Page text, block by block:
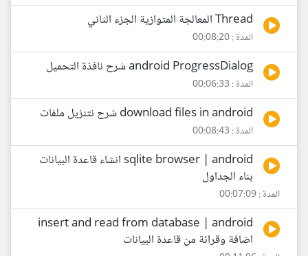
Thread المعالجة المتوازية الجزء الثاني
المدة : 00:08:20
android ProgressDialog شرح نافذة التحميل
المدة : 00:06:33
download files in android شرح نتنزيل ملفات
المدة : 00:08:43
sqlite browser | android انشاء قاعدة البيانات
بناء الجداول
المدة : 00:07:09
insert and read from database | android
اضافة وقرائة من قاعدة البيانات